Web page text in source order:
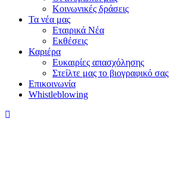
Κοινωνικές δράσεις
Τα νέα μας
Εταιρικά Νέα
Εκθέσεις
Καριέρα
Ευκαιρίες απασχόλησης
Στείλτε μας το βιογραφικό σας
Επικοινωνία
Whistleblowing